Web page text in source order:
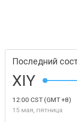
Последний
XIY
12:00 CST(GMT +8)
15 мая, пятница